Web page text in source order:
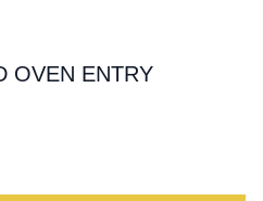
OVEN ENTRY